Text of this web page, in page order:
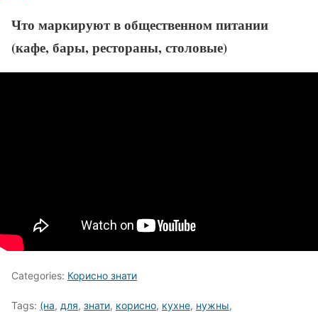
Что маркируют в общественном питании
(кафе, бары, рестораны, столовые)
Categories: Корисно знати
Tags: (на, для, знати, корисно, кухне, нужны,